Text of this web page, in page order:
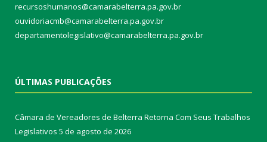
recursoshumanos@camarabelterra.pa.gov.br
ouvidoriacmb@camarabelterra.pa.gov.br
departamentolegislativo@camarabelterra.pa.gov.br
ÚLTIMAS PUBLICAÇÕES
Câmara de Vereadores de Belterra Retorna Com Seus Trabalhos
Legislativos 5 de agosto de 2026